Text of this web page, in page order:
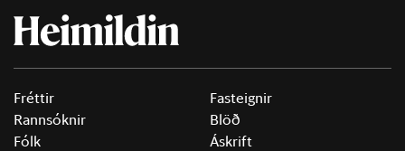
Fréttir
Rannsóknir
Fólk
Fasteignir
Blöð
Áskrift